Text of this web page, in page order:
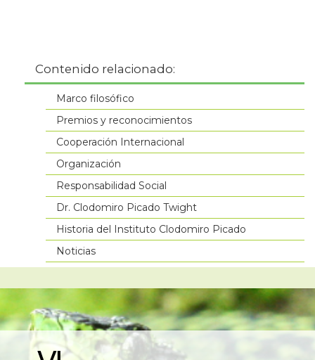
Contenido relacionado:
Marco filosófico
Premios y reconocimientos
Cooperación Internacional
Organización
Responsabilidad Social
Dr. Clodomiro Picado Twight
Historia del Instituto Clodomiro Picado
Noticias